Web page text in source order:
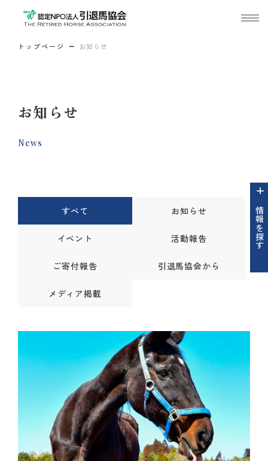
トップページ お知らせ
お知らせ
News
情報を探す
すべて お知らせ
イベント 活動報告
ご寄付報告 引退馬協会から
メディア掲載